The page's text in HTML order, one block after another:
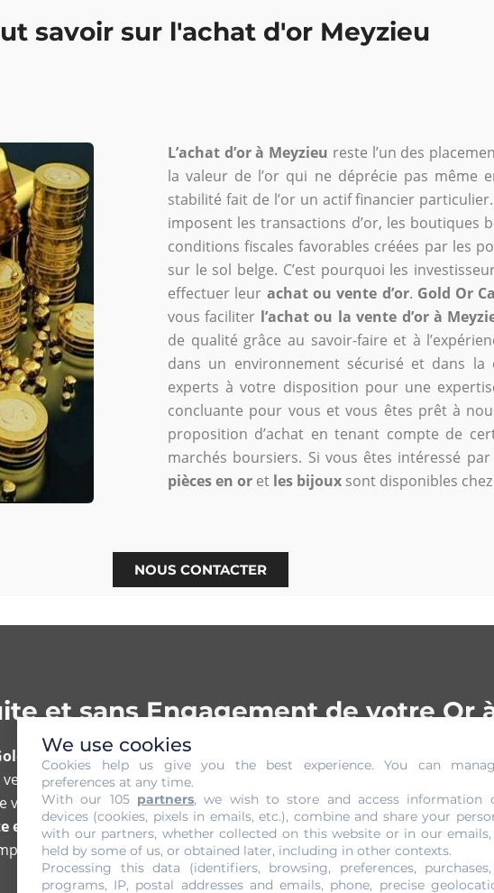
savoir sur l'achat d'or Meyzieu
L’achat d’or à Meyzieu reste l’un des
la valeur de l’or qui ne déprécie pas même
stabilité fait de l’or un actif financier
imposent les transactions d’or, les boutiques
conditions fiscales favorables créées par les
sur le sol belge. C’est pourquoi les
effectuer leur achat ou vente d’or. Gold Or
vous faciliter l’achat ou la vente d’or à
de qualité grâce au savoir-faire et à
dans un environnement sécurisé et dans la
experts à votre disposition pour une
concluante pour vous et vous êtes prêt à
proposition d’achat en tenant compte de
marchés boursiers. Si vous êtes intéressé
pièces en oret les bijoux sont disponibles
NOUS CONTACTER
et sans Engagement de votre Or
Or Cashpourvendre votre or à Meyzieu
, la première des choses
d’or dépend de cette évaluation de très courte durée. C’est elle
votre or. Sans les résultats de cette évaluation, aucun marchand
et sans engagementchezGold Or Cash,peu importe votre décision
qui maîtrise les méthodes d’évaluation des métaux précieux.
We use cookies
Cookies help us give you the best experience. You can
preferences at any time.
With our 105 partners, we wish to store and access information
devices (cookies, pixels in emails, etc.), combine and share your
with our partners, whether collected on this website or in our emails,
held by some of us, or obtained later, including in other contexts.
Processing this data (identifiers, browsing, preferences,
programs, IP, postal addresses and emails, phone, precise